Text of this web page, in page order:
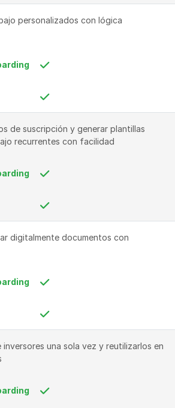
personalizados con lógica
de suscripción y generar plantillas
recurrentes con facilidad
digitalmente documentos con
una sola vez y reutilizarlos en